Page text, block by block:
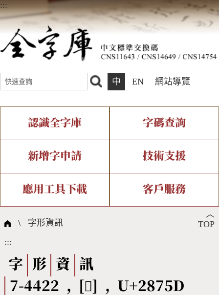
:::
中 EN 網站導覽
認識全字庫
全字庫介紹 全字庫現況
中文碼介紹 專有名詞介紹
國際字碼相關組織
字碼查詢
IDS查詢 部件查詢
複合查詢 注音查詢
筆畫查詢
筆順序查詢
CNS查詢 Unicode查詢
新增字申請
新字申請處理流程
技術支援
字形即時顯示 造字解決方案
全字庫授權 轉碼Web Service
應用工具下載
個人電腦造字處理工具
字形下載
客戶服務
問題集
熱門查詢統計
︿
TOP
\ 字形資訊
:::
字 形 資
訊
7-4422 , [𨝝] , U+2875D